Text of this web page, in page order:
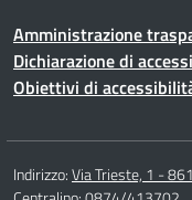
Amministrazione
Dichiarazione di
Obiettivi di
Indirizzo:Via Trieste, 1 -